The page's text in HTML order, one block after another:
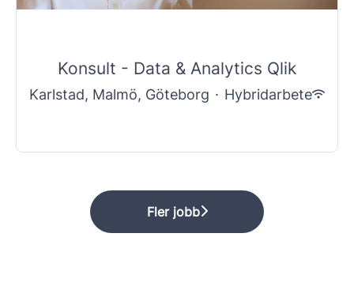
Konsult - Data & Analytics Qlik
Karlstad, Malmö, Göteborg · Hybridarbete
Fler jobb